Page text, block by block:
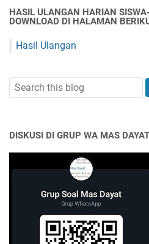
HASIL ULANGAN HARIAN
DOWNLOAD DI HALAMAN
Hasil Ulangan
DISKUSI DI GRUP WA MAS DAYAT